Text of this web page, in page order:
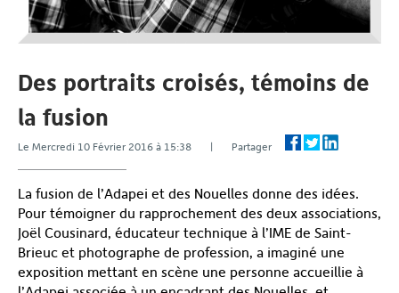
Des portraits croisés, témoins de
la fusion
Le Mercredi 10 Février 2016 à 15:38 | Partager
La fusion de l’Adapei et des Nouelles donne des idées.
Pour témoigner du rapprochement des deux associations,
Joël Cousinard, éducateur technique à l’IME de Saint-
Brieuc et photographe de profession, a imaginé une
exposition mettant en scène une personne accueillie à